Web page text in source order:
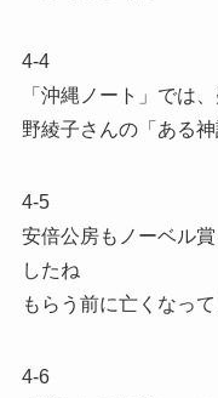
4-4
「沖縄ノート」では
野綾子さんの「ある
4-5
安倍公房もノーベル
したね
もらう前に亡くなっ
4-6